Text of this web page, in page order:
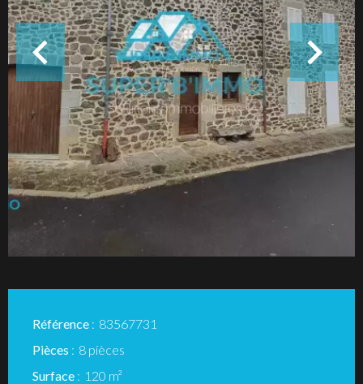
Référence
83567731
Pièces
8 pièces
Surface
120 m²